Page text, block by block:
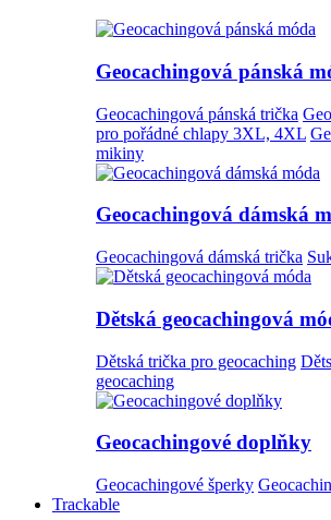
Geocachingová pánská
Geocachingová pánská trička
pro pořádné chlapy 3XL, 4XL
mikiny
Geocachingová dámská
Geocachingová dámská trička
Dětská geocachingová
Dětská trička pro geocaching
geocaching
Geocachingové doplňky
Geocachingové šperky
Trackable